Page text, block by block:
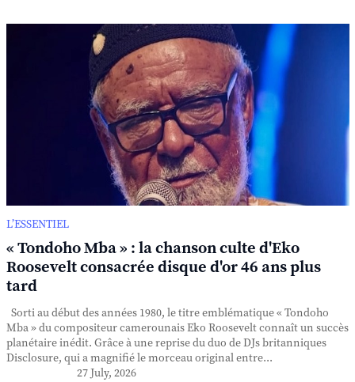
L’ESSENTIEL
« Tondoho Mba » : la chanson culte d'Eko
Roosevelt consacrée disque d'or 46 ans plus
tard
Sorti au début des années 1980, le titre emblématique « Tondoho
Mba » du compositeur camerounais Eko Roosevelt connaît un succès
planétaire inédit. Grâce à une reprise du duo de DJs britanniques
Disclosure, qui a magnifié le morceau original entre...
27 July, 2026